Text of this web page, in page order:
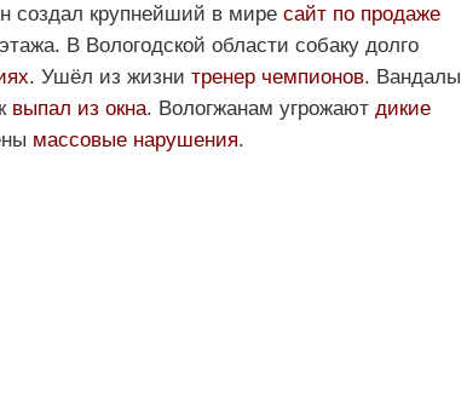
создал крупнейший в мире сайт по продаже
В Вологодской области собаку долго
. Ушёл из жизни тренер чемпионов. Вандалы
выпал из окна. Вологжанам угрожают дикие
массовые нарушения.